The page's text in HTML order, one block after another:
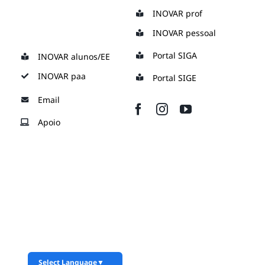
content
INOVAR prof
INOVAR pessoal
INOVAR alunos/EE
INOVAR paa
Portal SIGA
Portal SIGE
Email
Apoio
Select Language▼